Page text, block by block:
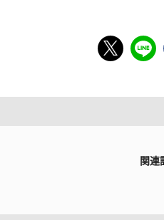
関連